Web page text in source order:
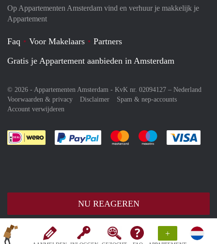
+
NU REAGEREN
Op Appartementen Amsterdam vind en verhuur je makkelijk je
Appartement
Faq Voor Makelaars
Partners
Gratis je Appartement aanbieden in Amsterdam
© 2026 - Appartementen Amsterdam - KvK nr. 02094127 – Nederland
Voorwaarden & privacy
Disclaimer
Spam & nep-accounts
Account verwijderen
Je rekent gemakkelijk af met Paypal
Je rekent gemakkelijk af met
Je rekent